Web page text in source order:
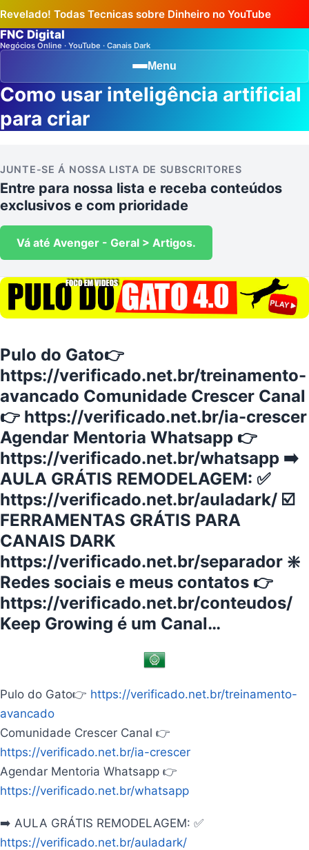
Revelado! Todas Tecnicas sobre Dinheiro no YouTube
FNC Digital
Negócios Online · YouTube · Canais Dark
Menu
Como usar inteligência artificial
para criar
JUNTE-SE Á NOSSA LISTA DE SUBSCRITORES
Entre para nossa lista e receba conteúdos
exclusivos e com prioridade
Vá até Avenger - Geral > Artigos.
Pulo do Gato👉
https://verificado.net.br/treinamento-
avancado Comunidade Crescer Canal
👉 https://verificado.net.br/ia-crescer
Agendar Mentoria Whatsapp 👉
https://verificado.net.br/whatsapp ➡️
AULA GRÁTIS REMODELAGEM: ✅
https://verificado.net.br/auladark/ ☑️
FERRAMENTAS GRÁTIS PARA
CANAIS DARK
https://verificado.net.br/separador ❇️
Redes sociais e meus contatos 👉
https://verificado.net.br/conteudos/
Keep Growing é um Canal…
Pulo do Gato👉 https://verificado.net.br/treinamento-
avancado
Comunidade Crescer Canal 👉
https://verificado.net.br/ia-crescer
Agendar Mentoria Whatsapp 👉
https://verificado.net.br/whatsapp
➡️ AULA GRÁTIS REMODELAGEM: ✅
https://verificado.net.br/auladark/